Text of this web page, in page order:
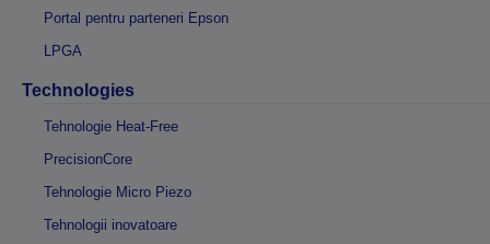
Portal pentru parteneri Epson
LPGA
Technologies
Tehnologie Heat-Free
PrecisionCore
Tehnologie Micro Piezo
Tehnologii inovatoare